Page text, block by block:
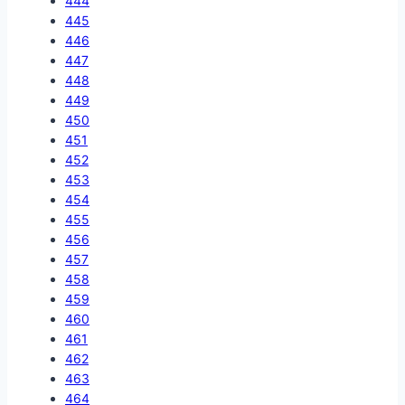
445
446
447
448
449
450
451
452
453
454
455
456
457
458
459
460
461
462
463
464